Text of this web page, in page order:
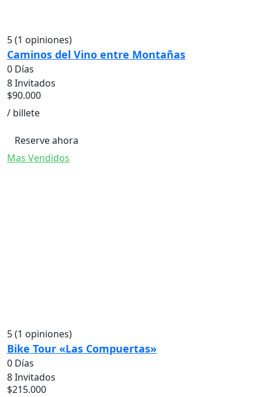
5(1 opiniones)
Caminos del Vino entre Montañas
0 Días
8 Invitados
$90.000
/ billete
Reserve ahora
Mas Vendidos
5(1 opiniones)
Bike Tour «Las Compuertas»
0 Días
8 Invitados
$215.000